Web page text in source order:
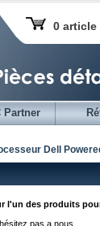
0 article
Partner
Dell
l'un des produits
pas a nous